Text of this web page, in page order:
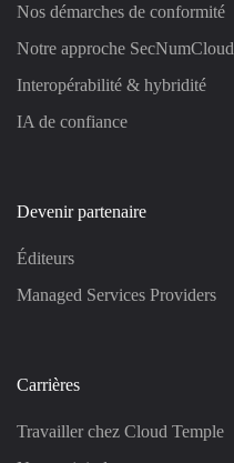
Nos démarches de conformité
Notre approche SecNumCloud
Interopérabilité & hybridité
IA de confiance
Devenir partenaire
Éditeurs
Managed Services Providers
Carrières
Travailler chez Cloud Temple